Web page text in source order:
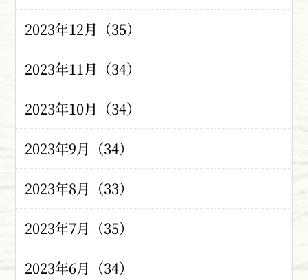
2023年12月（35）
2023年11月（34）
2023年10月（34）
2023年9月（34）
2023年8月（33）
2023年7月（35）
2023年6月（34）